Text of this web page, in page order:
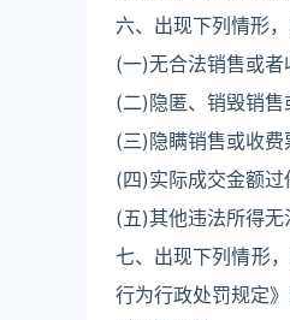
六、出现下列情形
(一)无合法销售或者
(二)隐匿、销毁销
(三)隐瞒销售或收
(四)实际成交金额
(五)其他违法所得无
七、出现下列情形
行为行政处罚规定